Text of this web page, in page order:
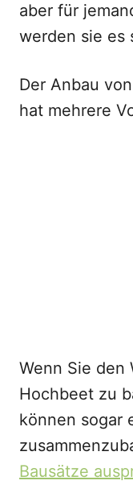
aber für
werden sie es
Der Anbau
hat mehrere
Wenn Sie den
Hochbeet zu
können sogar
Bausätze